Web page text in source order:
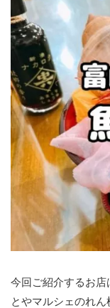
今回ご紹介するお店
とやマルシェのれん